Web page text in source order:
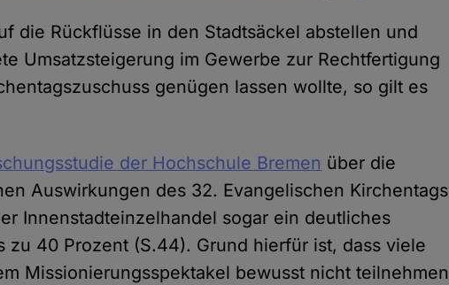
die Rückflüsse in den Stadtsäckel abstellen und
Umsatzsteigerung im Gewerbe zur Rechtfertigung
genügen lassen wollte, so gilt es
der Hochschule Bremen über die
Auswirkungen des 32. Evangelischen Kirchentags
Innenstadteinzelhandel sogar ein deutliches
zu 40 Prozent (S.44). Grund hierfür ist, dass viele
Missionierungsspektakel bewusst nicht teilnehmen